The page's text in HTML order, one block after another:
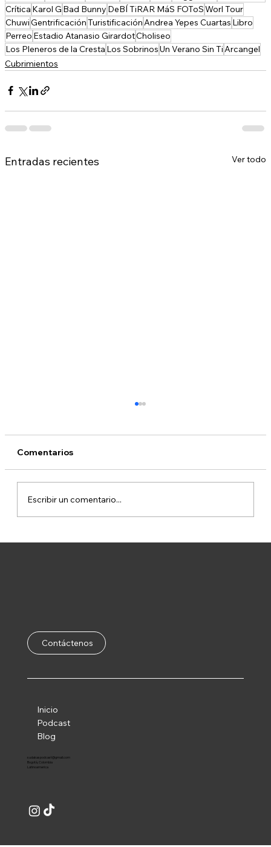
Contáctenos
sudakaspodcast@gmail.com
Bogotá, Colombia
Latinoamerica
Inicio
Podcast
Blog
Crítica Karol G Bad Bunny DeBÍ TiRAR MáS FOToSWorl Tour
ChuwiGentrificaciónTuristificaciónAndrea Yepes Cuartas Libro
Perreo Estadio Atanasio GirardotCholiseo
Los Pleneros de la Cresta Los SobrinosUn Verano Sin TiArcangel
Cubrimientos
Entradas recientes Ver todo
Rubén Blades y la promesa de poder
Comentarios
Escribir un comentario...